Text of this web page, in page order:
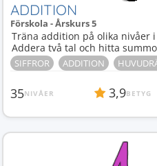
ADDITION
Förskola - Årskurs 5
Träna addition på olika nivåer
Addera två tal och hitta
SIFFROR ADDITION
35NIVÅER 3,9BETYG